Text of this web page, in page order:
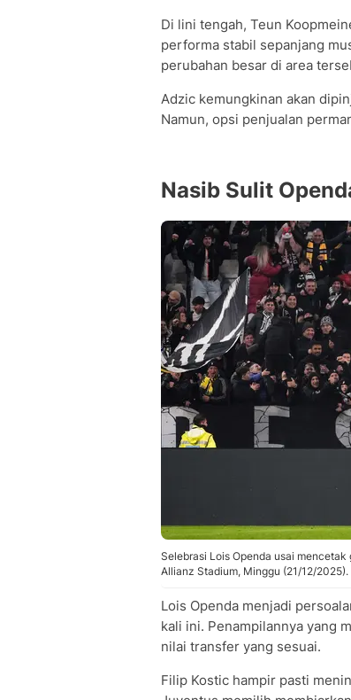
Di lini tengah, Teun
performa stabil sepanjang
perubahan besar di area
Adzic kemungkinan akan
Namun, opsi penjualan
Nasib Sulit
Selebrasi Lois Openda usai
Allianz Stadium, Minggu (21/12/
Lois Openda menjadi
kali ini. Penampilannya yang
nilai transfer yang sesuai.
Filip Kostic hampir pasti